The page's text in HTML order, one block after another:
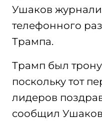
Ушаков
телефонного
Трампа.
Трамп был
поскольку тот
лидеров
сообщил